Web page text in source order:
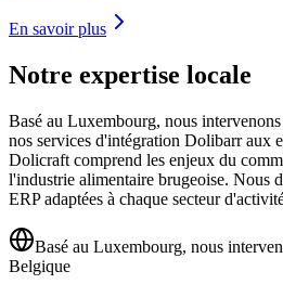
En savoir plus
Notre expertise locale
Basé au Luxembourg, nous
nos services d'intégration Dolibarr aux
Dolicraft comprend les enjeux du
l'industrie alimentaire brugeoise. Nous
ERP adaptées à chaque secteur
Basé au Luxembourg, nous
Belgique